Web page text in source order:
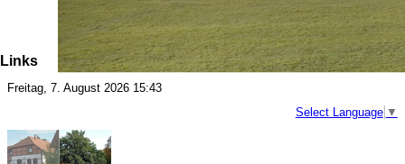
Links
Freitag, 7. August 2026 15:43
Select Language ▼